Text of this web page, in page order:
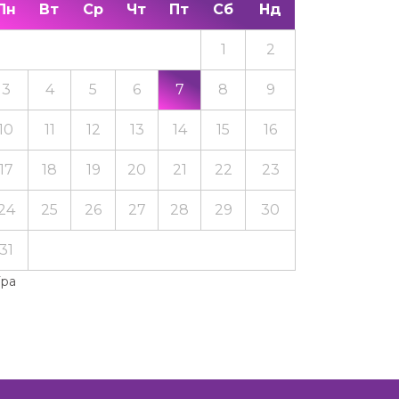
Вт Ср Чт Пт Сб Нд
1 2
3 4 5 6 7 8 9
11 12 13 14 15 16
18 19 20 21 22 23
25 26 27 28 29 30